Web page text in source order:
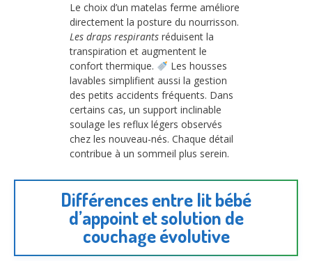
Le choix d’un matelas ferme améliore
directement la posture du nourrisson.
Les draps respirants réduisent la
transpiration et augmentent le
confort thermique.
Les housses
lavables simplifient aussi la gestion
des petits accidents fréquents. Dans
certains cas, un support inclinable
soulage les reflux légers observés
chez les nouveau-nés. Chaque détail
contribue à un sommeil plus serein.
Différences entre lit bébé
d’appoint et solution de
couchage évolutive